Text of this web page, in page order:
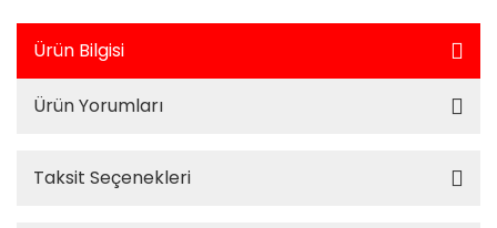
Ürün Bilgisi
Ürün Yorumları
Taksit Seçenekleri